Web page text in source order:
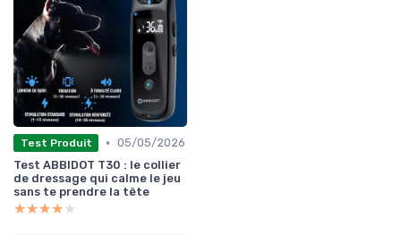
Test Produit • 05/05/2026
Test ABBIDOT T30 : le collier
de dressage qui calme le jeu
sans te prendre la tête
★★★★★
★★★★★